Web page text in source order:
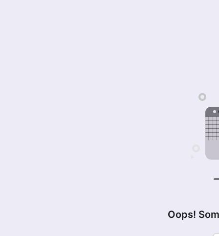
Oops!